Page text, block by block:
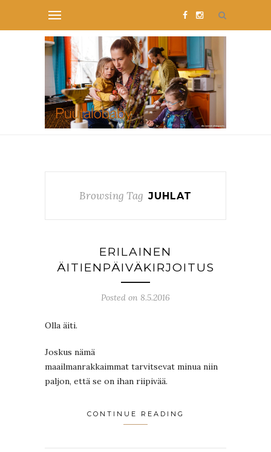
Browsing Tag JUHLAT
ERILAINEN
ÄITIENPÄIVÄKIRJOITUS
Posted on 8.5.2016
Olla äiti.
Joskus nämä
maailmanrakkaimmat tarvitsevat minua niin
paljon, että se on ihan riipivää.
CONTINUE READING